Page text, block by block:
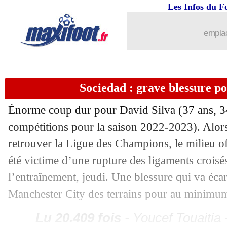
Les Infos du
Sociedad : grave blessure
Énorme coup dur pour David Silva (37 ans,
compétitions pour la saison 2022-2023).
retrouver la Ligue des Champions, le milieu
été victime d’une rupture des ligaments
l’entraînement, jeudi. Une blessure qui va
Manchester City des terrains pour au
PSG: Kaïs Anelka intègre le centre
21/07 OM
21/07 OM: l'émotion de Payet
21/07 OM: Payet, c'est terminé ! (officiel)
21/07 OM : le TAS lève l'interdiction de
21/07 Lorient: Le Bris justifie le choix
21/07 Milan: ça brûle pour Okafor !